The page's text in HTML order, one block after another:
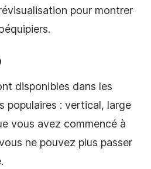
pour montrer
disponibles dans les
populaires : vertical, large
vous avez commencé à
ne pouvez plus passer